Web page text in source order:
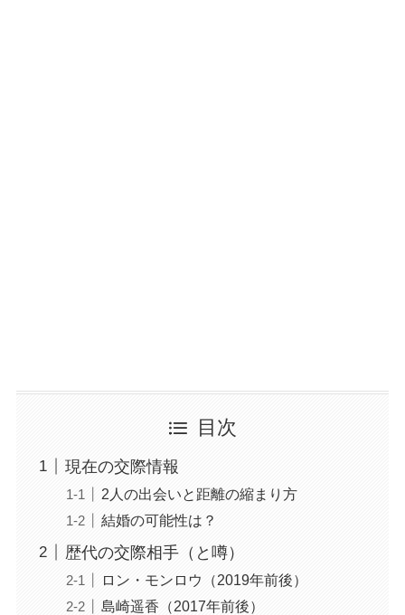
目次
現在の交際情報
2人の出会いと距離の縮まり方
結婚の可能性は？
歴代の交際相手（と噂）
ロン・モンロウ（2019年前後）
島崎遥香（2017年前後）